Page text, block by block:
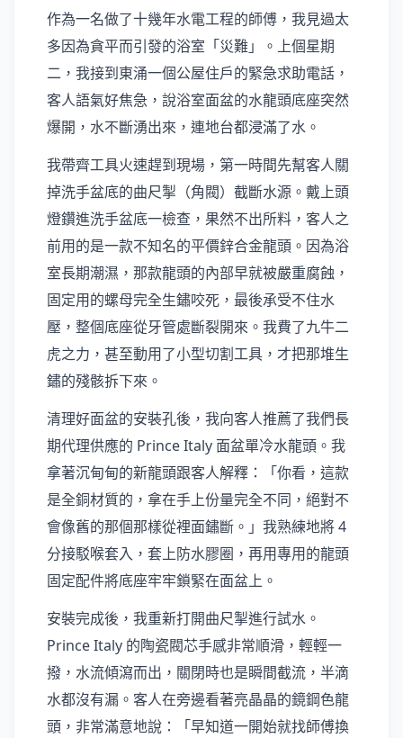
作為一名做了十幾年水電工程的師傅，我見過太
多因為貪平而引發的浴室「災難」。上個星期
二，我接到東涌一個公屋住戶的緊急求助電話，
客人語氣好焦急，說浴室面盆的水龍頭底座突然
爆開，水不斷湧出來，連地台都浸滿了水。
我帶齊工具火速趕到現場，第一時間先幫客人關
掉洗手盆底的曲尺掣（角閥）截斷水源。戴上頭
燈鑽進洗手盆底一檢查，果然不出所料，客人之
前用的是一款不知名的平價鋅合金龍頭。因為浴
室長期潮濕，那款龍頭的內部早就被嚴重腐蝕，
固定用的螺母完全生鏽咬死，最後承受不住水
壓，整個底座從牙管處斷裂開來。我費了九牛二
虎之力，甚至動用了小型切割工具，才把那堆生
鏽的殘骸拆下來。
清理好面盆的安裝孔後，我向客人推薦了我們長
期代理供應的 Prince Italy 面盆單冷水龍頭。我
拿著沉甸甸的新龍頭跟客人解釋：「你看，這款
是全銅材質的，拿在手上份量完全不同，絕對不
會像舊的那個那樣從裡面鏽斷。」我熟練地將 4
分接駁喉套入，套上防水膠圈，再用專用的龍頭
固定配件將底座牢牢鎖緊在面盆上。
安裝完成後，我重新打開曲尺掣進行試水。
Prince Italy 的陶瓷閥芯手感非常順滑，輕輕一
撥，水流傾瀉而出，關閉時也是瞬間截流，半滴
水都沒有漏。客人在旁邊看著亮晶晶的鏡鋼色龍
頭，非常滿意地說：「早知道一開始就找師傅換